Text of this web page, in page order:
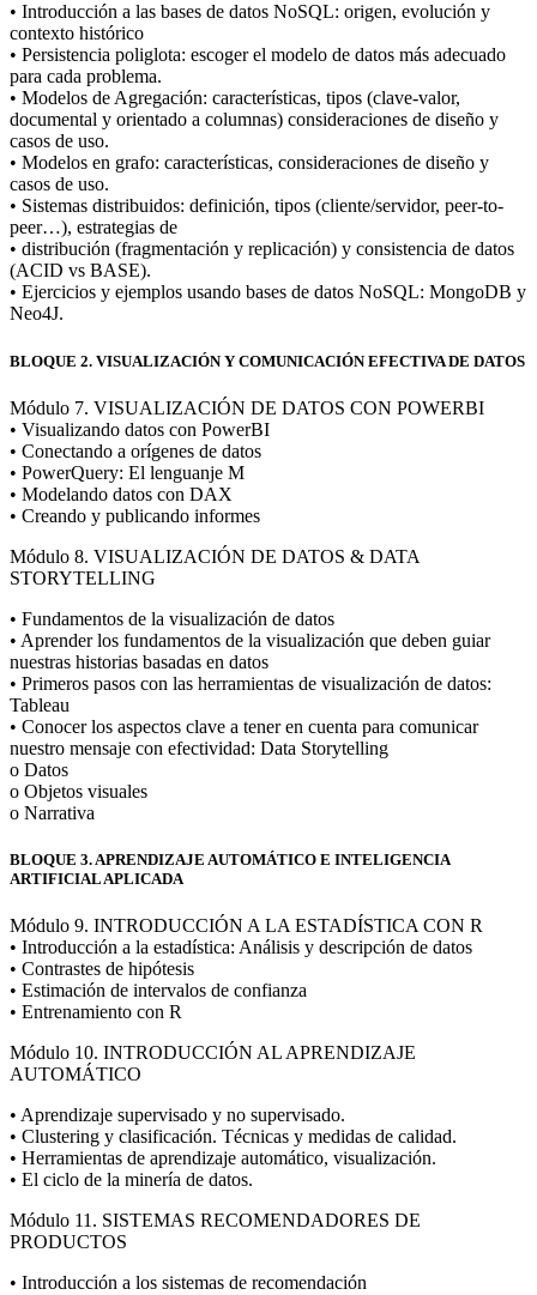
• Introducción a las bases de datos NoSQL: origen, evolución y
contexto histórico
• Persistencia poliglota: escoger el modelo de datos más adecuado
para cada problema.
• Modelos de Agregación: características, tipos (clave-valor,
documental y orientado a columnas) consideraciones de diseño y
casos de uso.
• Modelos en grafo: características, consideraciones de diseño y
casos de uso.
• Sistemas distribuidos: definición, tipos (cliente/servidor, peer-to-
peer…), estrategias de
• distribución (fragmentación y replicación) y consistencia de datos
(ACID vs BASE).
• Ejercicios y ejemplos usando bases de datos NoSQL: MongoDB y
Neo4J.
BLOQUE 2. VISUALIZACIÓN Y COMUNICACIÓN EFECTIVA DE DATOS
Módulo 7. VISUALIZACIÓN DE DATOS CON POWERBI
• Visualizando datos con PowerBI
• Conectando a orígenes de datos
• PowerQuery: El lenguanje M
• Modelando datos con DAX
• Creando y publicando informes
Módulo 8. VISUALIZACIÓN DE DATOS & DATA
STORYTELLING
• Fundamentos de la visualización de datos
• Aprender los fundamentos de la visualización que deben guiar
nuestras historias basadas en datos
• Primeros pasos con las herramientas de visualización de datos:
Tableau
• Conocer los aspectos clave a tener en cuenta para comunicar
nuestro mensaje con efectividad: Data Storytelling
o Datos
o Objetos visuales
o Narrativa
BLOQUE 3. APRENDIZAJE AUTOMÁTICO E INTELIGENCIA
ARTIFICIAL APLICADA
Módulo 9. INTRODUCCIÓN A LA ESTADÍSTICA CON R
• Introducción a la estadística: Análisis y descripción de datos
• Contrastes de hipótesis
• Estimación de intervalos de confianza
• Entrenamiento con R
Módulo 10. INTRODUCCIÓN AL APRENDIZAJE
AUTOMÁTICO
• Aprendizaje supervisado y no supervisado.
• Clustering y clasificación. Técnicas y medidas de calidad.
• Herramientas de aprendizaje automático, visualización.
• El ciclo de la minería de datos.
Módulo 11. SISTEMAS RECOMENDADORES DE
PRODUCTOS
• Introducción a los sistemas de recomendación